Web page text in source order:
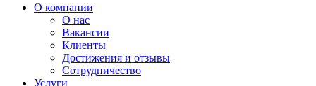
О компании
О нас
Вакансии
Клиенты
Достижения и отзывы
Сотрудничество
Услуги